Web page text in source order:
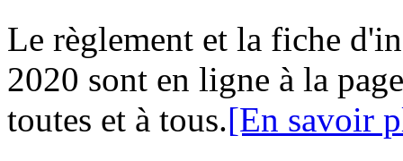
Le règlement et la fiche
2020 sont en ligne à la
toutes et à tous.[En savoir